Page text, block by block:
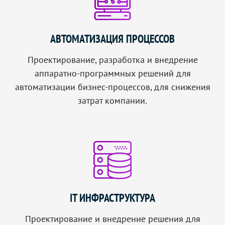
АВТОМАТИЗАЦИЯ ПРОЦЕССОВ
Проектирование, разработка и внедрение
аппаратно-программных решений для
автоматизации бизнес-процессов, для снижения
затрат компании.
IT ИНФРАСТРУКТУРА
Проектирование и внедрение решения для